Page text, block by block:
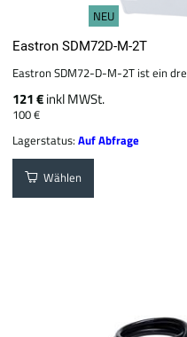
NEU
Eastron SDM72D-M-2T
Eastron SDM72-D-M-2T ist ein
121 €inkl MWSt.
100 €
Lagerstatus:Auf Abfrage
Wählen